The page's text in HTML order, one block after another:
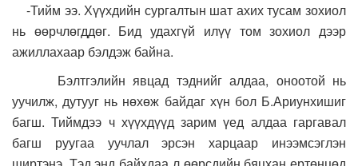
-Тийм ээ. Хүүхдийн сургалтын шат ахих тусам зохиол
нь өөрчлөгддөг. Бид удахгүй илүү том зохиол дээр
ажиллахаар бэлдэж байна.
Бэлтгэлийн явцад тэднийг алдаа, оноотой нь
уучилж, дутууг нь нөхөж байдаг хүн бол Б.Ариунхишиг
багш. Тиймдээ ч хүүхдүүд зарим үед алдаа гаргавал
багш руугаа уучлал эрсэн харцаар инээмсэглэн